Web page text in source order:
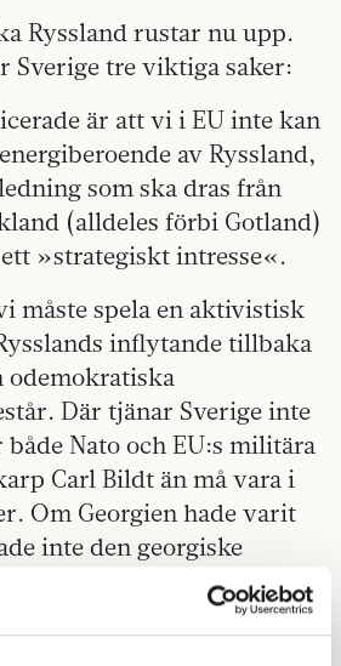
Ryssland rustar nu upp.
Sverige tre viktiga saker:
är att vi i EU inte kan
av Ryssland,
som ska dras från
(alldeles förbi Gotland)
»strategiskt intresse«.
måste spela en aktivistisk
inflytande tillbaka
odemokratiska
Där tjänar Sverige inte
Nato och EU:s militära
Carl Bildt än må vara i
Om Georgien hade varit
inte den georgiske
Saakasjvili kunnat gå in i
att först seriöst konsultera